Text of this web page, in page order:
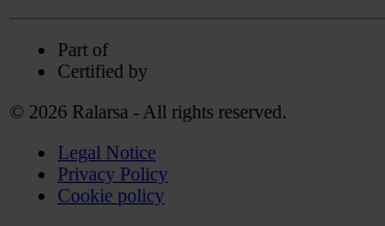
Part of
Certified by
© 2026 Ralarsa - All rights reserved.
Legal Notice
Privacy Policy
Cookie policy